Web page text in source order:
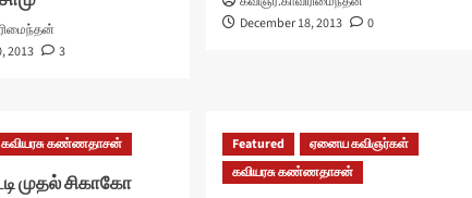
2013
3
December 18, 2013
0
கவியரசு கண்ணதாசன்
முதல் சிகாகோ
Featured
ஏனைய கவிஞர்கள்
கவியரசு கண்ணதாசன்